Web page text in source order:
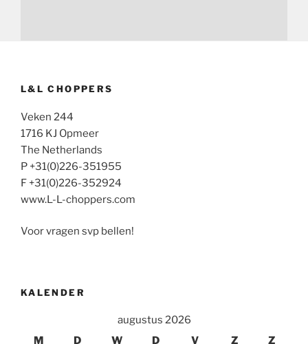
L&L CHOPPERS
Veken 244
1716 KJ Opmeer
The Netherlands
P +31(0)226-351955
F +31(0)226-352924
www.L-L-choppers.com
Voor vragen svp bellen!
KALENDER
augustus 2026
M
D W D V Z Z